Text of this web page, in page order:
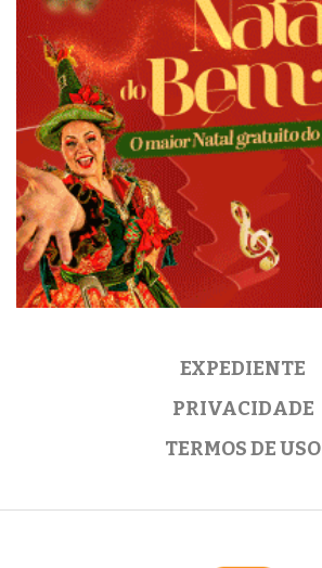
EXPEDIENTE
PRIVACIDADE
TERMOS DE USO